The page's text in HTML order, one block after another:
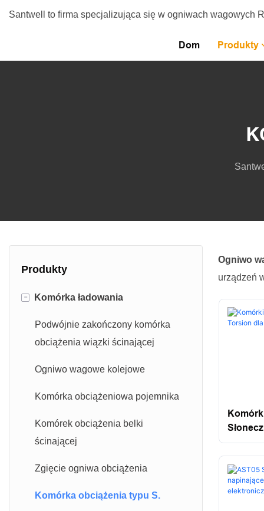
Santwell to firma specjalizująca się w ogniwach wagowych
Dom Produkty
Produkty
- Komórka ładowania
Podwójnie zakończony komórka
obciążenia wiązki ścinającej
Ogniwo wagowe kolejowe
Komórka obciążeniowa pojemnika
Komórek obciążenia belki
ścinającej
Zgięcie ogniwa obciążenia
Komórka obciążenia typu S.
Ogniwo
urządzeń